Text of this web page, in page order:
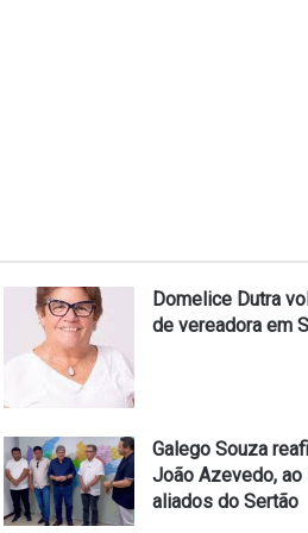
Domelice Dutra
de vereadora em
Galego Souza
João Azevedo, ao
aliados do Sertão